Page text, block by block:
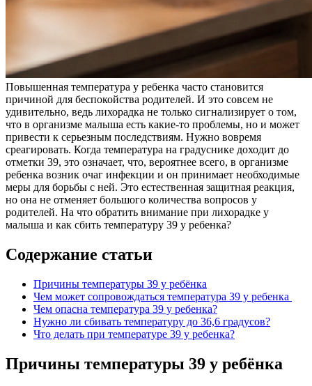
Повышенная температура у ребенка часто становится
причиной для беспокойства родителей. И это совсем не
удивительно, ведь лихорадка не только сигнализирует о том,
что в организме малыша есть какие-то проблемы, но и может
привести к серьезным последствиям. Нужно вовремя
среагировать. Когда температура на градуснике доходит до
отметки 39, это означает, что, вероятнее всего, в организме
ребенка возник очаг инфекции и он принимает необходимые
меры для борьбы с ней. Это естественная защитная реакция,
но она не отменяет большого количества вопросов у
родителей. На что обратить внимание при лихорадке у
малыша и как сбить температуру 39 у ребенка?
Содержание статьи
Причины температуры 39 у ребёнка
Чем может сопровождаться температура 39 у ребенка
Чем опасна температура 39 у ребенка?
Нужно ли сбивать температуру до 36,6 градусов?
Что делать при температуре 39 у ребенка?
Причины температуры 39 у ребёнка